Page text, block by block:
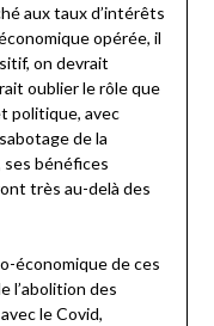
aux taux d’intérêts
opérée, il
on devrait
oublier le rôle que
politique, avec
de la
ses bénéfices
très au-delà des
économique de ces
l’abolition des
le Covid,